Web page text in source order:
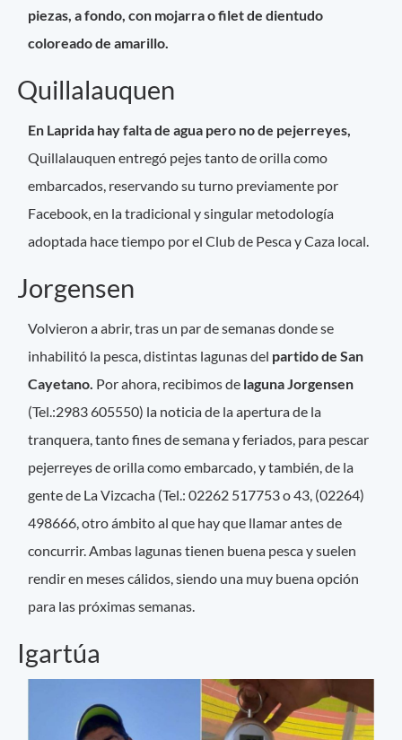
piezas, a fondo, con mojarra o filet de dientudo
coloreado de amarillo.
Quillalauquen
En Laprida hay falta de agua pero no de pejerreyes,
Quillalauquen entregó pejes tanto de orilla como
embarcados, reservando su turno previamente por
Facebook, en la tradicional y singular metodología
adoptada hace tiempo por el Club de Pesca y Caza local.
Jorgensen
Volvieron a abrir, tras un par de semanas donde se
inhabilitó la pesca, distintas lagunas del partido de San
Cayetano. Por ahora, recibimos de laguna Jorgensen
(Tel.:2983 605550) la noticia de la apertura de la
tranquera, tanto fines de semana y feriados, para pescar
pejerreyes de orilla como embarcado, y también, de la
gente de La Vizcacha (Tel.: 02262 517753 o 43, (02264)
498666, otro ámbito al que hay que llamar antes de
concurrir. Ambas lagunas tienen buena pesca y suelen
rendir en meses cálidos, siendo una muy buena opción
para las próximas semanas.
Igartúa